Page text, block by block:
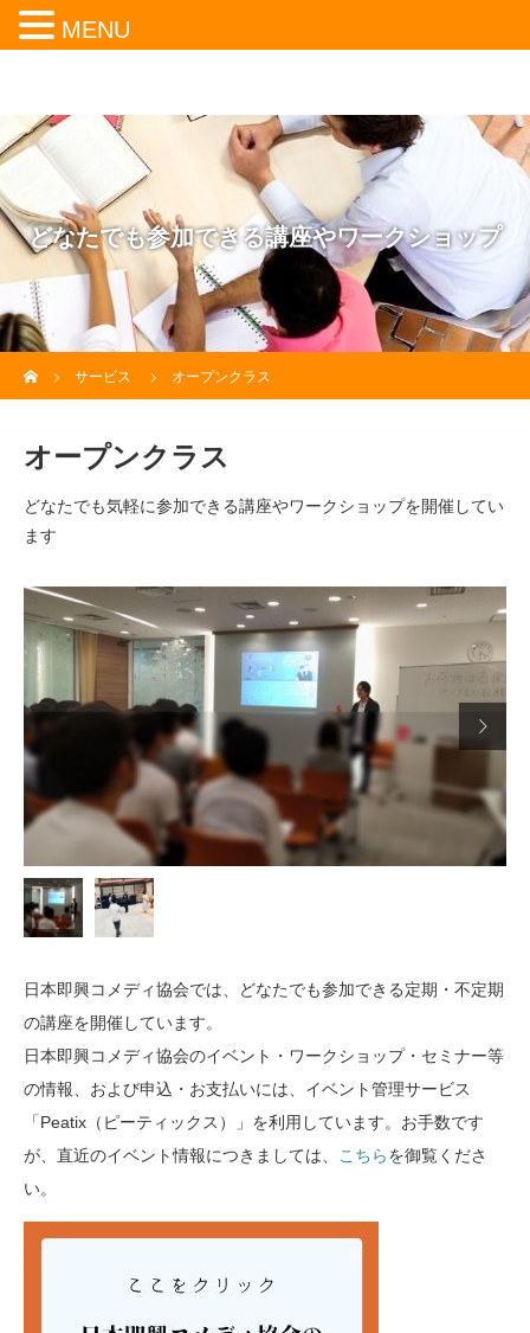
どなたでも参加できる講座やワークショップ
サービス
オープンクラス
オープンクラス
どなたでも気軽に参加できる講座やワークショップを開催してい
ます

日本即興コメディ協会では、どなたでも参加できる定期・不定期
の講座を開催しています。
日本即興コメディ協会のイベント・ワークショップ・セミナー等
の情報、および申込・お支払いには、イベント管理サービス
「Peatix（ピーティックス）」を利用しています。お手数です
が、直近のイベント情報につきましては、
こちらを御覧くださ
い。
MENU